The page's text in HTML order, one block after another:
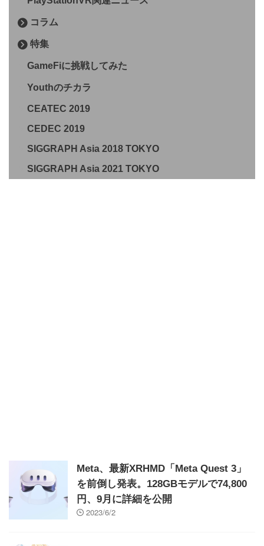
コラム
特集
GameFiに挑戦してみた
Youthのチカラ
CEATEC 2019
CEDEC 2019
SIGGRAPH Asia 2018 TOKYO
SIGGRAPH Asia 2021 TOKYO
Meta、最新XRHMD「Meta Quest 3」
を前倒し発表。128GBモデルで74,800
円、9月に詳細を公開
2023/6/2